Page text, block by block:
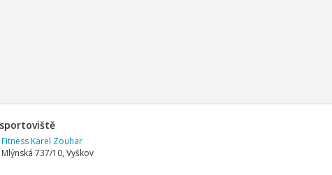
Fitness Karel Zouhar
Mlýnská 737/10, Vyškov